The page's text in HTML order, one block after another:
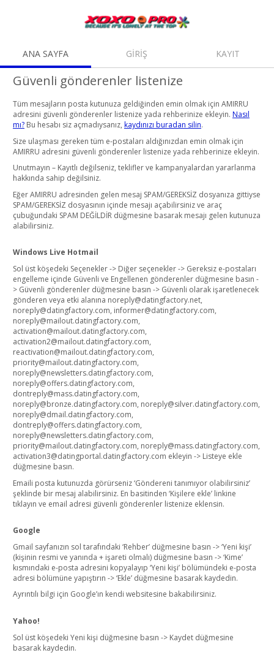
ANA SAYFA GİRİŞ KAYIT
Güvenli gönderenler listenize
Tüm mesajların posta kutunuza geldiğinden emin olmak için AMIRRU
adresini güvenli gönderenler listenize yada rehberinize ekleyin. Nasıl
mı? Bu hesabı siz açmadıysanız, kaydınızı buradan silin.
Size ulaşması gereken tüm e-postaları aldığınızdan emin olmak için
AMIRRU adresini güvenli gönderenler listenize yada rehberinize ekleyin.
Unutmayın – Kayıtlı değilseniz, teklifler ve kampanyalardan yararlanma
hakkında sahip değilsiniz.
Eğer AMIRRU adresinden gelen mesaj SPAM/GEREKSİZ dosyanıza gittiyse
SPAM/GEREKSİZ dosyasının içinde mesajı açabilirsiniz ve araç
çubuğundaki SPAM DEĞİLDİR düğmesine basarak mesajı gelen kutunuza
alabilirsiniz.
Windows Live Hotmail
Sol üst köşedeki Seçenekler -> Diğer seçenekler -> Gereksiz e-postaları
engelleme içinde Güvenli ve Engellenen gönderenler düğmesine basın -
> Güvenli gönderenler düğmesine basın -> Güvenli olarak işaretlenecek
gönderen veya etki alanına noreply@datingfactory.net,
noreply@datingfactory.com, informer@datingfactory.com,
noreply@mailout.datingfactory.com,
activation@mailout.datingfactory.com,
activation2@mailout.datingfactory.com,
reactivation@mailout.datingfactory.com,
priority@mailout.datingfactory.com,
noreply@newsletters.datingfactory.com,
noreply@offers.datingfactory.com,
dontreply@mass.datingfactory.com,
noreply@bronze.datingfactory.com, noreply@silver.datingfactory.com,
noreply@dmail.datingfactory.com,
dontreply@offers.datingfactory.com,
noreply@newsletters.datingfactory.com,
priority@mailout.datingfactory.com, noreply@mass.datingfactory.com,
activation3@datingportal.datingfactory.com ekleyin -> Listeye ekle
düğmesine basın.
Emaili posta kutunuzda görürseniz ‘Göndereni tanımıyor olabilirsiniz’
şeklinde bir mesaj alabilirsiniz. En basitinden ‘Kişilere ekle’ linkine
tıklayın ve email adresi güvenli gönderenler listenize eklensin.
Google
Gmail sayfanızın sol tarafındaki ‘Rehber’ düğmesine basın -> ‘Yeni kişi’
(kişinin resmi ve yanında + işareti olmalı) düğmesine basın -> ‘Kime’
kısmındaki e-posta adresini kopyalayıp ‘Yeni kişi’ bölümündeki e-posta
adresi bölümüne yapıştırın -> ‘Ekle’ düğmesine basarak kaydedin.
Ayrıntılı bilgi için Google’ın kendi websitesine bakabilirsiniz.
Yahoo!
Sol üst köşedeki Yeni kişi düğmesine basın -> Kaydet düğmesine
basarak kaydedin.